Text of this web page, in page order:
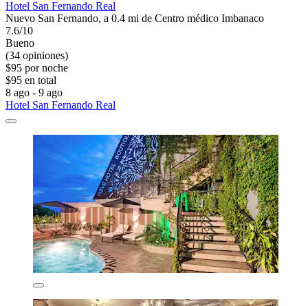
Hotel San Fernando Real
Nuevo San Fernando, a 0.4 mi de Centro médico Imbanaco
7.6/10
Bueno
(34 opiniones)
$95 por noche
$95 en total
8 ago - 9 ago
Hotel San Fernando Real